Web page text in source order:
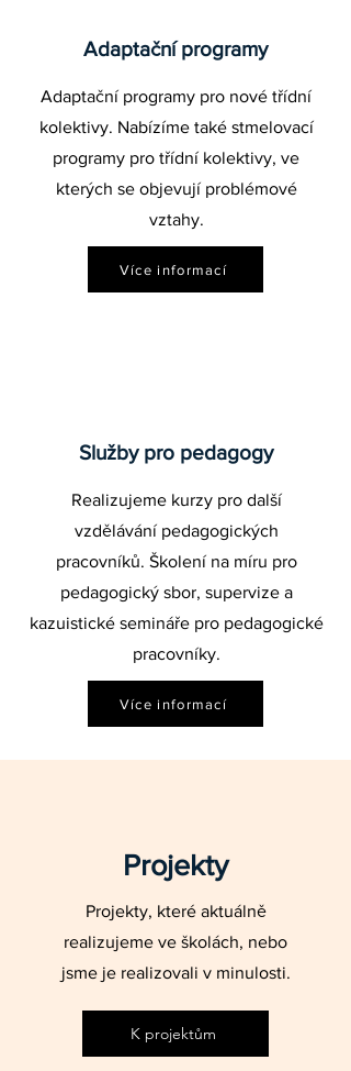
Adaptační programy
Adaptační programy pro nové třídní
kolektivy. Nabízíme také stmelovací
programy pro třídní kolektivy, ve
kterých se objevují problémové
vztahy.
Více informací
Služby pro pedagogy
Realizujeme kurzy pro další
vzdělávání pedagogických
pracovníků. Školení na míru pro
pedagogický sbor, supervize a
kazuistické semináře pro pedagogické
pracovníky.
Více informací
Projekty
Projekty, které aktuálně
realizujeme ve školách, nebo
jsme je realizovali v minulosti.
K projektům